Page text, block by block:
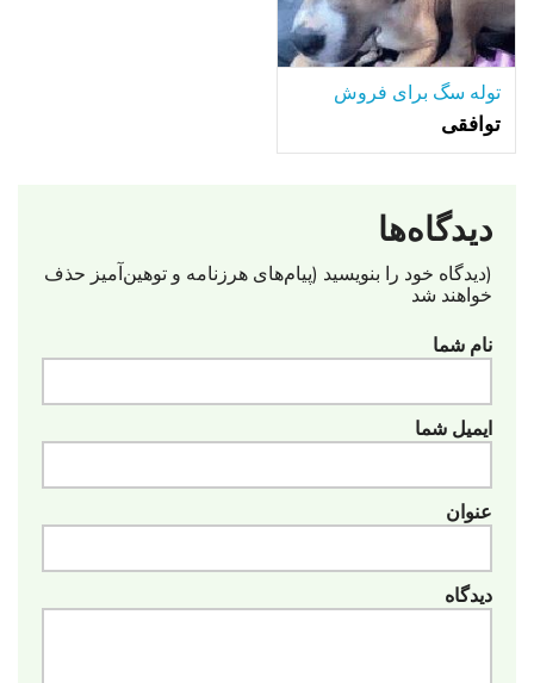
توله سگ برای فروش
توافقی
دیدگاه‌ها
(دیدگاه خود را بنویسید (پیام‌های هرزنامه‌ و توهین‌آمیز حذف
خواهند شد
نام شما
ایمیل شما
عنوان
دیدگاه